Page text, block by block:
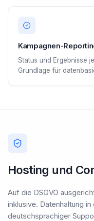
Kampagnen-
Status und Ergebnisse
Grundlage für
Hosting und
Auf die DSGVO
inklusive. Datenhaltung
deutschsprachiger